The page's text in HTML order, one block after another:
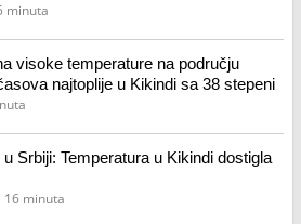
minuta
visoke temperature na području
najtoplije u Kikindi sa 38 stepeni
u Srbiji: Temperatura u Kikindi dostigla
16 minuta